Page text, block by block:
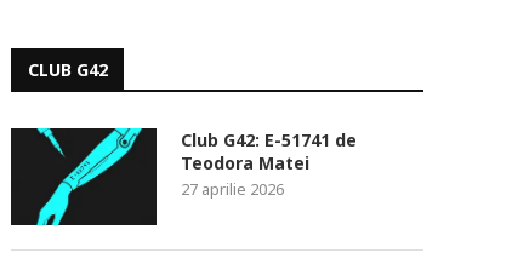
CLUB G42
Club G42: E-51741 de
Teodora Matei
27 aprilie 2026